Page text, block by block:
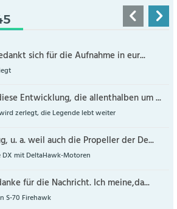
sich für die Aufnahme in eur...
Entwicklung, die allenthalben um ...
zerlegt, die Legende lebt weiter
u. a. weil auch die Propeller der De...
DX mit DeltaHawk-Motoren
für die Nachricht. Ich meine,da...
S-70 Firehawk